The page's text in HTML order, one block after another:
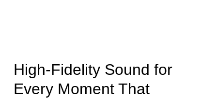
High-Fidelity Sound for
Every Moment That